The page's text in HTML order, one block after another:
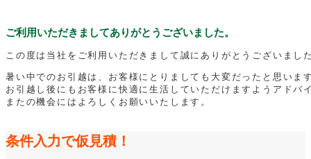
ご利用いただきましてありがとうございました。
この度は当社をご利用いただきまして誠にありがとうございまし
暑い中でのお引越は、お客様にとりましても大変だったと思いま
お引越し後にもお客様に快適に生活していただけますようアドバ
またの機会にはよろしくお願いいたします。
条件入力で仮見積！